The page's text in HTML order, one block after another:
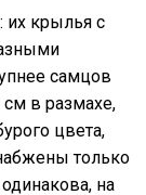
их крылья с
самцов
см в размахе,
цвета,
только
на